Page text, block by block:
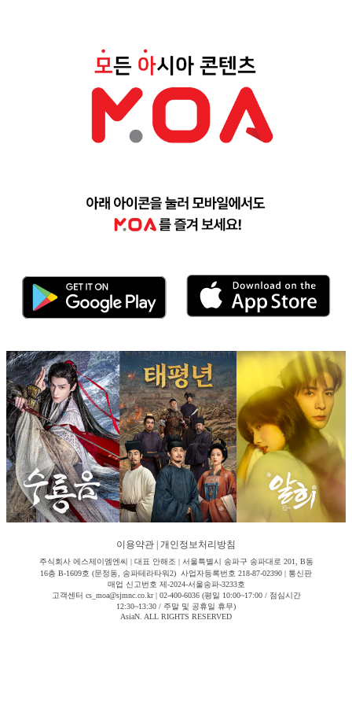
이용약관 개인정보처리방침
주식회사 에스제이엠엔씨 | 대표 안해조 | 서울특별시 송파구 송파대로 201, B동
16층 B-1609호 (문정동, 송파테라타워2) 사업자등록번호 218-87-02390 | 통신판
매업 신고번호 제-2024-서울송파-3233호
고객센터 cs_moa@sjmnc.co.kr | 02-400-6036 (평일 10:00~17:00 / 점심시간
12:30~13:30 / 주말 및 공휴일 휴무)
AsiaN. ALL RIGHTS RESERVED